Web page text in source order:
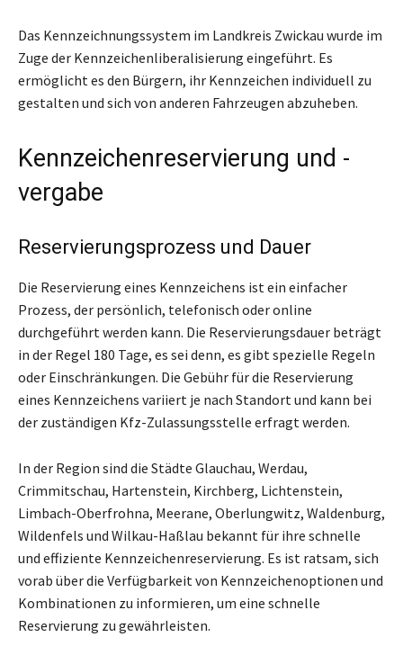
Das Kennzeichnungssystem im Landkreis Zwickau wurde im
Zuge der Kennzeichenliberalisierung eingeführt. Es
ermöglicht es den Bürgern, ihr Kennzeichen individuell zu
gestalten und sich von anderen Fahrzeugen abzuheben.
Kennzeichenreservierung und -
vergabe
Reservierungsprozess und Dauer
Die Reservierung eines Kennzeichens ist ein einfacher
Prozess, der persönlich, telefonisch oder online
durchgeführt werden kann. Die Reservierungsdauer beträgt
in der Regel 180 Tage, es sei denn, es gibt spezielle Regeln
oder Einschränkungen. Die Gebühr für die Reservierung
eines Kennzeichens variiert je nach Standort und kann bei
der zuständigen Kfz-Zulassungsstelle erfragt werden.
In der Region sind die Städte Glauchau, Werdau,
Crimmitschau, Hartenstein, Kirchberg, Lichtenstein,
Limbach-Oberfrohna, Meerane, Oberlungwitz, Waldenburg,
Wildenfels und Wilkau-Haßlau bekannt für ihre schnelle
und effiziente Kennzeichenreservierung. Es ist ratsam, sich
vorab über die Verfügbarkeit von Kennzeichenoptionen und
Kombinationen zu informieren, um eine schnelle
Reservierung zu gewährleisten.